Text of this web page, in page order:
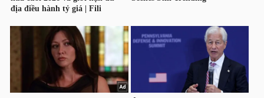
TẾ
GIỚI